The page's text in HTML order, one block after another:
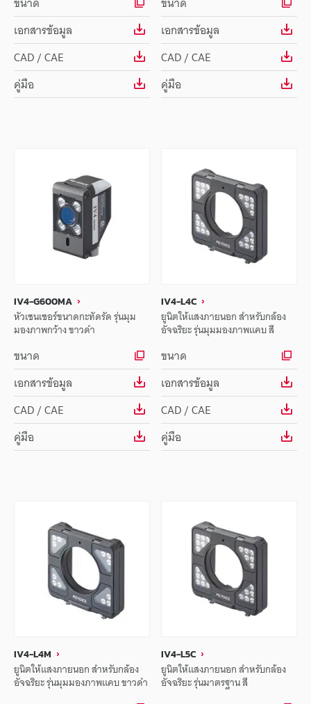
เอกสารข้อมูล
CAD / CAE
คู่มือ
เอกสารข้อมูล
CAD / CAE
คู่มือ
IV4-G600MA
หัวเซนเซอร์ขนาดกะทัดรัด รุ่นมุม
มองภาพกว้าง ขาวดำ
ขนาด
เอกสารข้อมูล
CAD / CAE
คู่มือ
IV4-L4C
ยูนิตให้แสงภายนอก สำหรับกล้อง
อัจฉริยะ รุ่นมุมมองภาพแคบ สี
ขนาด
เอกสารข้อมูล
CAD / CAE
คู่มือ
IV4-L4M
ยูนิตให้แสงภายนอก สำหรับกล้อง
อัจฉริยะ รุ่นมุมมองภาพแคบ ขาวดำ
IV4-L5C
ยูนิตให้แสงภายนอก สำหรับกล้อง
อัจฉริยะ รุ่นมาตรฐาน สี